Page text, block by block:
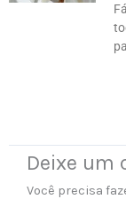
Deixe um
Você precisa